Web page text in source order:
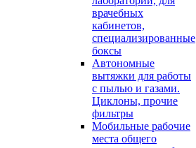
врачебных
кабинетов,
специализированные
боксы
Автономные
вытяжки для работы
с пылью и газами.
Циклоны, прочие
фильтры
Мобильные рабочие
места общего